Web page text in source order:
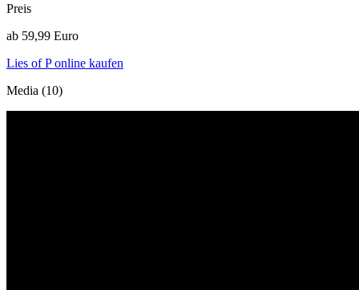
Preis
ab 59,99 Euro
Lies of P online kaufen
Media (10)